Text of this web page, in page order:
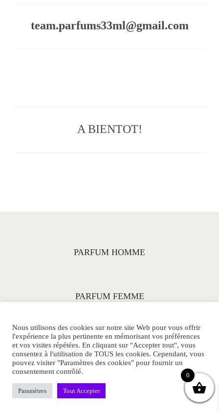
team.parfums33ml@gmail.com
A BIENTOT!
PARFUM HOMME
PARFUM FEMME
© PARFUMS-33ML.COM Tous Droits Réservés.
POLITIQUE DE CONFIDENTIALITE
SITEMAP
CONTACT
MENTIONS LEGALES FAQ
Nous utilisons des cookies sur notre site Web pour vous offrir
l'expérience la plus pertinente en mémorisant vos préférences
et vos visites répétées. En cliquant sur "Accepter tout", vous
consentez à l'utilisation de TOUS les cookies. Cependant, vous
pouvez visiter "Paramètres des cookies" pour fournir un
consentement contrôlé.
Paramètres Tout Accepter
0